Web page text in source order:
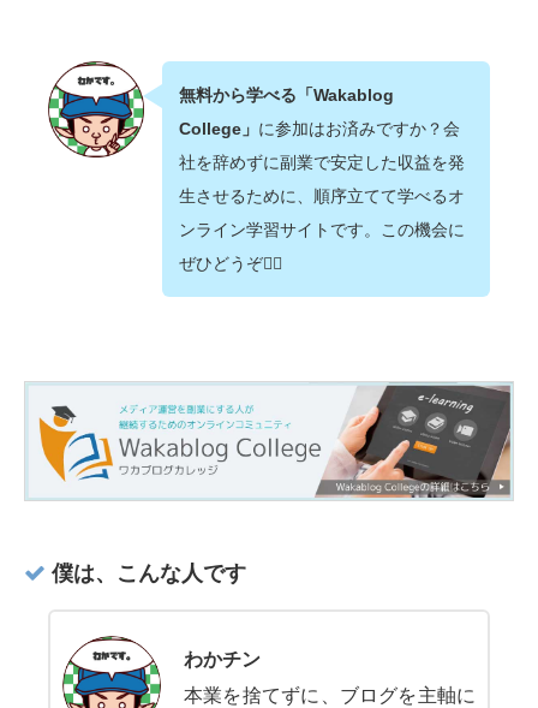
無料から学べる「Wakablog
College」 に参加はお済みですか？会
社を辞めずに副業で安定した収益を発
生させるために、順序立てて学べるオ
ンライン学習サイトです。この機会に
ぜひどうぞ💁‍♂️
僕は、こんな人です
わかチン
本業を捨てずに、ブログを主軸に